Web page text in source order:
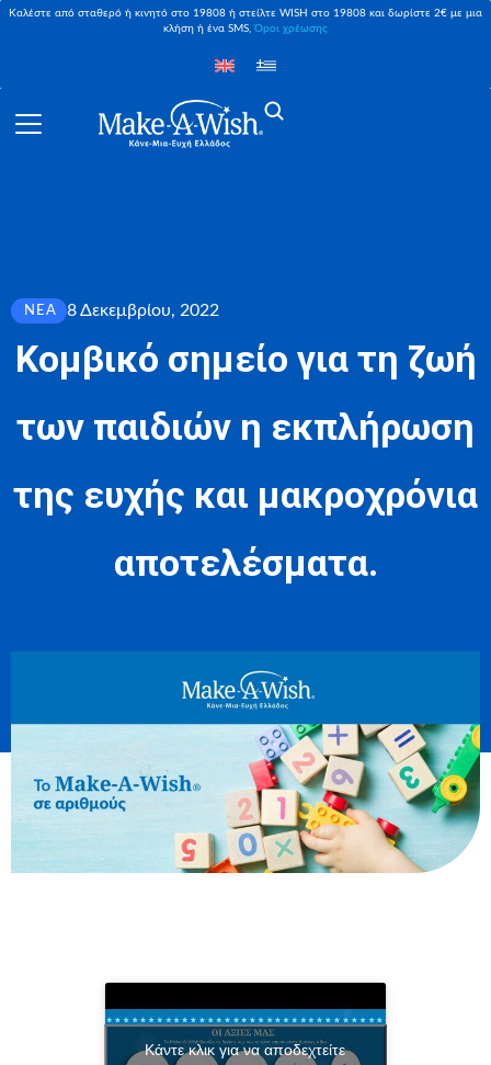
Καλέστε από σταθερό ή κινητό στο 19808 ή στείλτε WISH στο 19808 και δωρίστε 2€ με μια
κλήση ή ένα SMS,Όροι χρέωσης
ΝΈΑ 8 Δεκεμβρίου, 2022
Κομβικό σημείο για τη ζωή
των παιδιών η εκπλήρωση
της ευχής και μακροχρόνια
αποτελέσματα.
Κάντε κλικ για να αποδεχτείτε